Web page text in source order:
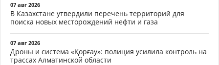
07 авг 2026
В Казахстане утвердили перечень территорий для
поиска новых месторождений нефти и газа
07 авг 2026
Дроны и система «Қорғау»: полиция усилила контроль на
трассах Алматинской области